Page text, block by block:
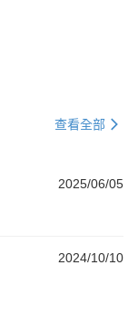
查看全部
2025/06/05
2024/10/10